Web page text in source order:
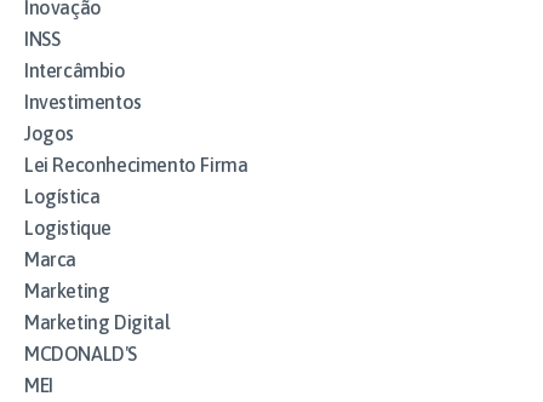
Inovação
INSS
Intercâmbio
Investimentos
Jogos
Lei Reconhecimento Firma
Logística
Logistique
Marca
Marketing
Marketing Digital
MCDONALD'S
MEI